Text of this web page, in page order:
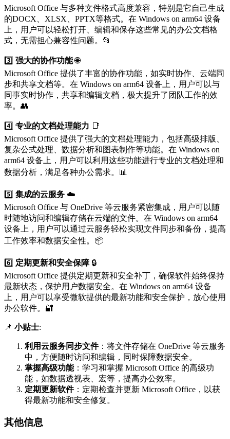
Microsoft Office 与多种文件格式高度兼容，特别是它自己生成
的DOCX、XLSX、PPTX等格式。在 Windows on arm64 设备
上，用户可以轻松打开、编辑和保存这些常见的办公文档格
式，无需担心兼容性问题。📂
3️⃣ 强大的协作功能🌐
Microsoft Office 提供了丰富的协作功能，如实时协作、云端同
步和共享文档等。在 Windows on arm64 设备上，用户可以与
同事实时协作，共享和编辑文档，极大提升了团队工作的效
率。👥
4️⃣ 专业的文档处理能力 📑
Microsoft Office 提供了强大的文档处理能力，包括高级排版、
复杂公式处理、数据分析和图表制作等功能。在 Windows on
arm64 设备上，用户可以利用这些功能进行专业的文档处理和
数据分析，满足各种办公需求。📊
5️⃣ 集成的云服务 ☁️
Microsoft Office 与 OneDrive 等云服务紧密集成，用户可以随
时随地访问和编辑存储在云端的文件。在 Windows on arm64
设备上，用户可以通过云服务轻松实现文件同步和备份，提高
工作效率和数据安全性。📦
6️⃣ 定期更新和安全保障🔒
Microsoft Office 提供定期更新和安全补丁，确保软件始终保持
最新状态，保护用户数据安全。在 Windows on arm64 设备
上，用户可以享受微软提供的最新功能和安全保护，放心使用
办公软件。🔐
📌 小贴士:
利用云服务同步文件：将文件存储在 OneDrive 等云服务
中，方便随时访问和编辑，同时保障数据安全。
掌握高级功能：学习和掌握 Microsoft Office 的高级功
能，如数据透视表、宏等，提高办公效率。
定期更新软件：定期检查并更新 Microsoft Office，以获
得最新功能和安全修复。
其他信息